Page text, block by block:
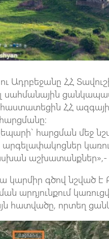
Ադրբեջանը ՀՀ
սահմանային
ՀՀ
հարցման մեջ
աշխատանքներ»,-
կարմիր գծով նշված է
արդյունքում
հատվածը, որտեղ